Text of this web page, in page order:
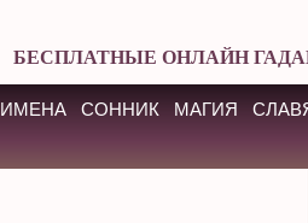
БЕСПЛАТНЫЕ ОНЛАЙН
ИМЕНА СОННИК МАГИЯ